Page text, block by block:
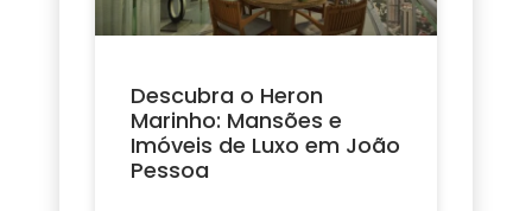
Descubra o Heron
Marinho: Mansões e
Imóveis de Luxo em João
Pessoa